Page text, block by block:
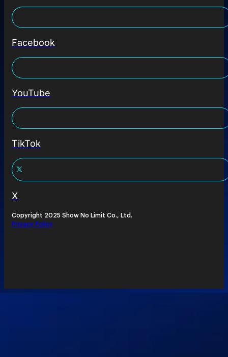
Facebook
YouTube
TikTok
X
Copyright 2025 Show No Limit Co., Ltd.
Privacy Policy